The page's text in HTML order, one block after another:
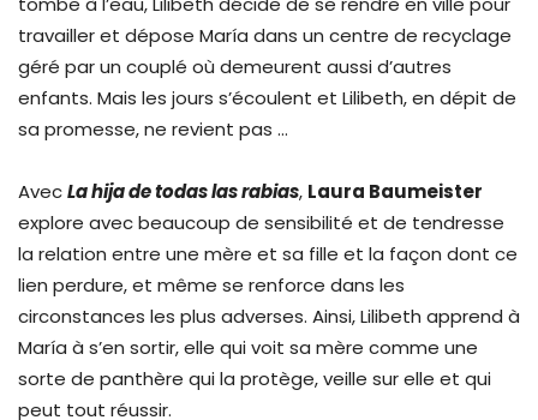
travailler et dépose María dans un centre de recyclage
géré par un couplé où demeurent aussi d’autres
enfants. Mais les jours s’écoulent et Lilibeth, en dépit de
sa promesse, ne revient pas …
AvecLa hija de todas las rabias, Laura Baumeister
explore avec beaucoup de sensibilité et de tendresse
la relation entre une mère et sa fille et la façon dont ce
lien perdure, et même se renforce dans les
circonstances les plus adverses. Ainsi, Lilibeth apprend à
María à s’en sortir, elle qui voit sa mère comme une
sorte de panthère qui la protège, veille sur elle et qui
peut tout réussir.